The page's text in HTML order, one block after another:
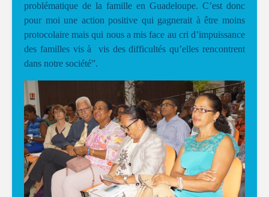
problématique de la famille en Guadeloupe. C’est donc
pour moi une action positive qui gagnerait à être moins
protocolaire mais qui nous a mis face au cri d’impuissance
des familles vis à vis des difficultés qu’elles rencontrent
dans notre société”.